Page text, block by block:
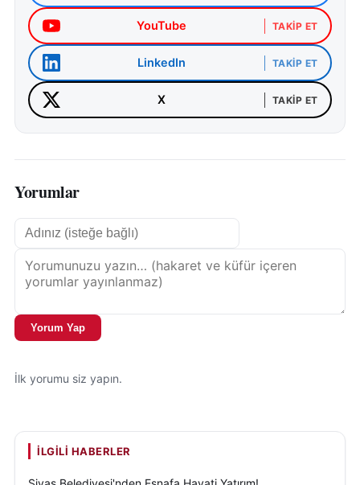
YouTube TAKIP ET
LinkedIn TAKIP ET
X TAKIP ET
Yorumlar
Yorum Yap
İlk yorumu siz yapın.
İLGILI HABERLER